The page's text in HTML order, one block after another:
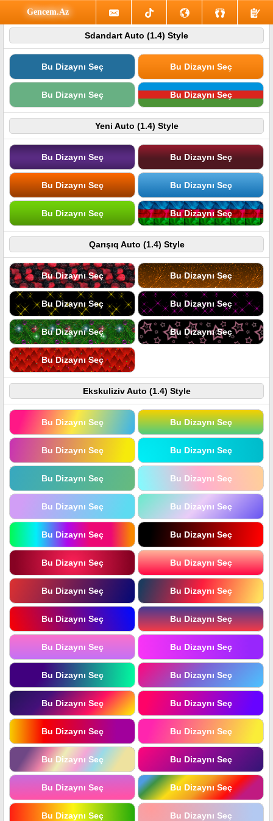
Gencem.Az
Sdandart Auto (1.4) Style
Bu Dizaynı Seç Bu Dizaynı Seç
Bu Dizaynı Seç Bu Dizaynı Seç
Yeni Auto (1.4) Style
Bu Dizaynı Seç Bu Dizaynı Seç
Bu Dizaynı Seç Bu Dizaynı Seç
Bu Dizaynı Seç Bu Dizaynı Seç
Qarışıq Auto (1.4) Style
Bu Dizaynı Seç Bu Dizaynı Seç
Bu Dizaynı Seç Bu Dizaynı Seç
Bu Dizaynı Seç Bu Dizaynı Seç
Bu Dizaynı Seç
Ekskuliziv Auto (1.4) Style
Bu Dizaynı Seç Bu Dizaynı Seç
Bu Dizaynı Seç Bu Dizaynı Seç
Bu Dizaynı Seç Bu Dizaynı Seç
Bu Dizaynı Seç Bu Dizaynı Seç
Bu Dizaynı Seç Bu Dizaynı Seç
Bu Dizaynı Seç Bu Dizaynı Seç
Bu Dizaynı Seç Bu Dizaynı Seç
Bu Dizaynı Seç Bu Dizaynı Seç
Bu Dizaynı Seç Bu Dizaynı Seç
Bu Dizaynı Seç Bu Dizaynı Seç
Bu Dizaynı Seç Bu Dizaynı Seç
Bu Dizaynı Seç Bu Dizaynı Seç
Bu Dizaynı Seç Bu Dizaynı Seç
Bu Dizaynı Seç Bu Dizaynı Seç
Bu Dizaynı Seç Bu Dizaynı Seç